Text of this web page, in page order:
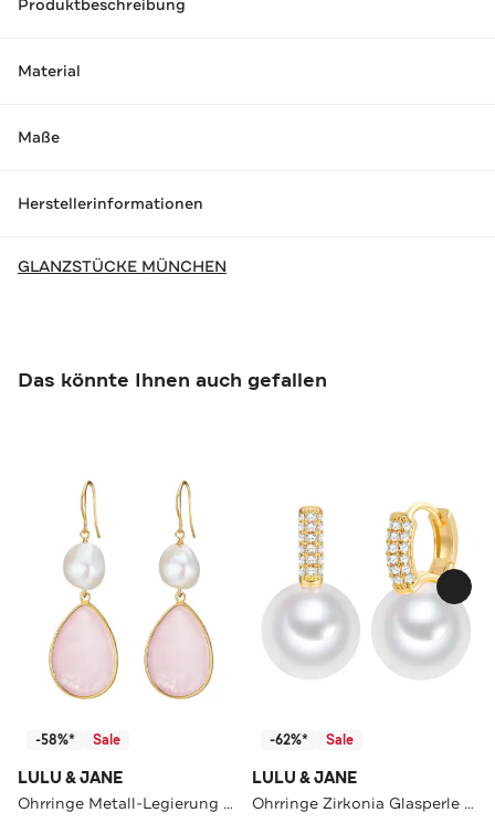
Produktbeschreibung
Material
Maße
Herstellerinformationen
GLANZSTÜCKE MÜNCHEN
Das könnte Ihnen auch gefallen
-58%* Sale
LULU & JANE
Ohrringe Metall-Legierung OneColor
-62%* Sale
LULU & JANE
Ohrringe Zirkonia Glasperle OneColor